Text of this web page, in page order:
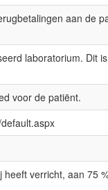
aan de
laboratorium. Dit
voor de patiënt.
verricht, aan 75